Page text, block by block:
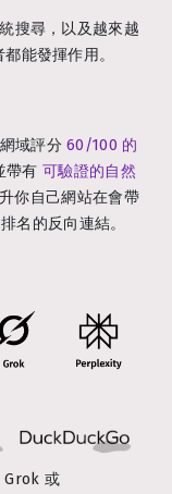
搜尋，以及越來越
能發揮作用。
域評分60/100 的
帶有可驗證的自然
你自己網站在會帶
名的反向連結。
Grok 或